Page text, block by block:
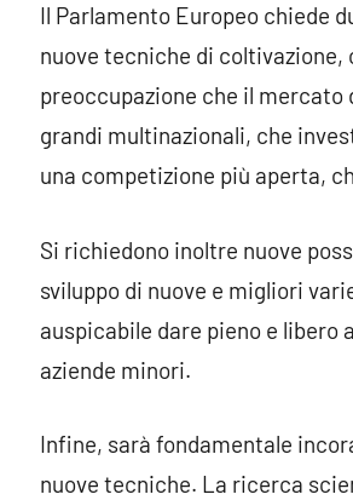
Il Parlamento Europeo chiede
nuove tecniche di
preoccupazione che il
grandi multinazionali, che
una competizione più aperta,
Si richiedono inoltre nuove
sviluppo di nuove e migliori
auspicabile dare pieno e libero
aziende minori.
Infine, sarà fondamentale
nuove tecniche. La ricerca